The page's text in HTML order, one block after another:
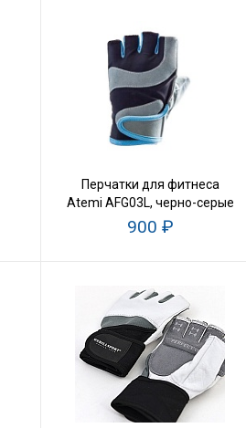
Перчатки для фитнеса
Atemi AFG03L, черно-серые
900 ₽